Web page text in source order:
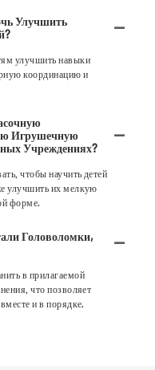
Улучшить
улучшить навыки
координацию и
Игрушечную
Учреждениях?
чтобы научить детей
улучшить их мелкую
форме.
Головоломки,
в прилагаемой
что позволяет
и в порядке.